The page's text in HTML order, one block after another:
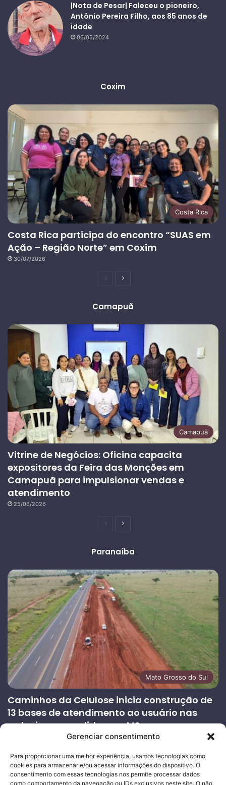
Gerenciar consentimento
Para proporcionar uma melhor experiência, usamos tecnologias como
cookies para armazenar e/ou acessar informações do dispositivo. O
consentimento com essas tecnologias nos permite processar dados
como comportamento da navegação ou IDs exclusivos neste site. O não
|Nota de Pesar| Faleceu o pioneiro,
Antônio Pereira Filho, aos 85 anos de
idade
06/05/2024
Coxim
Costa Rica
Costa Rica participa do encontro “SUAS em
Ação – Região Norte” em Coxim
30/07/2026
PáginaPróxima
Camapuã
Camapuã
Vitrine de Negócios: Oficina capacita
expositores da Feira das Monções em
Camapuã para impulsionar vendas e
atendimento
25/06/2026
PáginaPróxima
Paranaíba
Mato Grosso do Sul
Caminhos da Celulose inicia construção de
13 bases de atendimento ao usuário nas
rodovias concedidas em MS
Página
anterior
Próxima
página